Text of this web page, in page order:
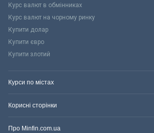
Курс валют в обмінниках
Курс валют на чорному ринку
Купити долар
Купити євро
Купити злотий
Курси по містах
Корисні сторінки
Про Minfin.com.ua